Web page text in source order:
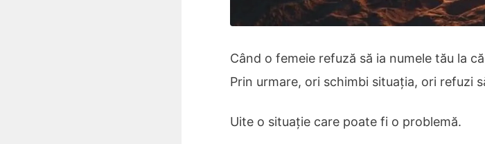
Când o femeie refuză să ia numele tău la
Prin urmare, ori schimbi situația, ori refuzi
Uite o situație care poate fi o problemă.